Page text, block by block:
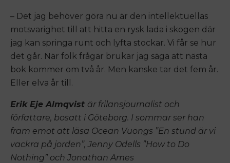
– Det jag behöver göra nu är den intellektuellas
motsvarighet till att hitta en rysk lada i skogen där
jag kan springa runt och lyfta stockar. Vi får se hur
det går. När folk frågar brukar jag säga att nästa
bok kommer om två år. Men kanske tar det fem år.
Eller elva år till.
Erik Eje Almqvist är frilansjournalist och
författare, bosatt i Göteborg. I sommar ser han
fram emot att läsa Ocean Vuongs ”En stund är vi
vackra på jorden”, Jenny Odells ”How to Do
Nothing” och Jonathan Ames